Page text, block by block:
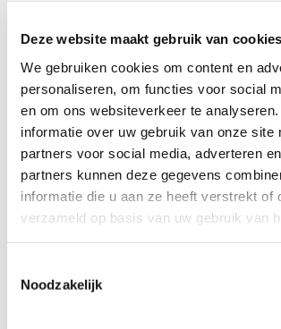
Deze website maakt gebruik van cookies
We gebruiken cookies om content en
personaliseren, om functies voor social
en om ons websiteverkeer te
informatie over uw gebruik van onze site
partners voor social media, adverteren
partners kunnen deze gegevens
informatie die u aan ze heeft verstrekt of
verzameld op basis van uw gebruik van
Noodzakelijk
Heb je een vraag over
bij het ETZ?
We geven je graag antwoord! Stel